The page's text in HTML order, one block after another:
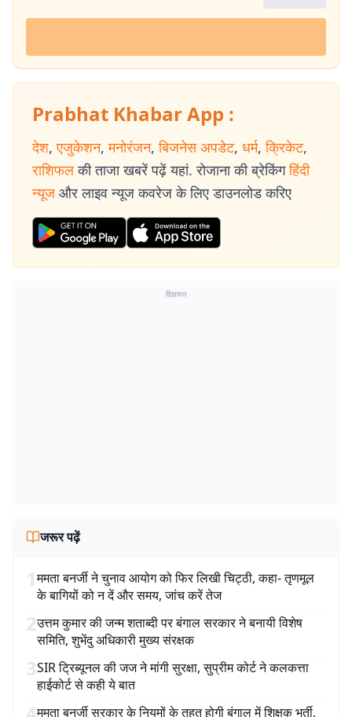
Prabhat Khabar App :
देश, एजुकेशन, मनोरंजन, बिजनेस अपडेट, धर्म, क्रिकेट,
राशिफल की ताजा खबरें पढ़ें यहां. रोजाना की ब्रेकिंग हिंदी
न्यूज और लाइव न्यूज कवरेज के लिए डाउनलोड करिए
विज्ञापन
जरूर पढ़ें
1ममता बनर्जी ने चुनाव आयोग को फिर लिखी चिट्ठी, कहा- तृणमूल
के बागियों को न दें और समय, जांच करें तेज
2उत्तम कुमार की जन्म शताब्दी पर बंगाल सरकार ने बनायी विशेष
समिति, शुभेंदु अधिकारी मुख्य संरक्षक
3SIR ट्रिब्यूनल की जज ने मांगी सुरक्षा, सुप्रीम कोर्ट ने कलकत्ता
हाईकोर्ट से कही ये बात
ममता बनर्जी सरकार के नियमों के तहत होगी बंगाल में शिक्षक भर्ती,